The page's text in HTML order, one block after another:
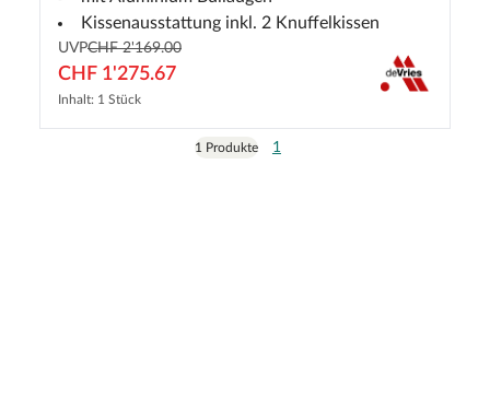
Kissenausstattung inkl. 2 Knuffelkissen
UVPCHF 2'169.00
CHF 1'275.67
Inhalt: 1 Stück
1 Produkte 1